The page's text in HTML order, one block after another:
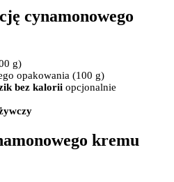
cynamonowego
g)
opakowania (100 g)
bez kalorii opcjonalnie
kremu